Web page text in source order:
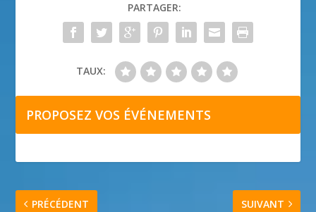
PARTAGER:
TAUX:
PROPOSEZ VOS ÉVÉNEMENTS
PRÉCÉDENT SUIVANT